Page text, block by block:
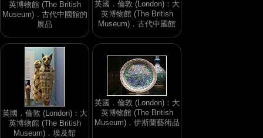
英博物館 (The British
Museum)．古代中國館的
展品
英國．倫敦 (London)：大
英博物館 (The British
Museum)．古代中國館
英國．倫敦 (London)：大
英博物館 (The British
Museum)．埃及館
英國．倫敦 (London)：大
英博物館 (The British
Museum)．伊斯蘭藝術品